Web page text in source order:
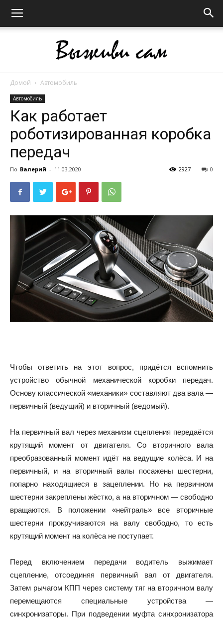
сам
Домой Автомобиль
Автомобиль
Как работает
роботизированная коробка
передач
По Валерий - 11.03.2020 0
2927
Чтобы ответить на этот вопрос, придётся вспомнить
устройство обычной механической коробки передач.
Основу классической «механики» составляют два вала —
первичный (ведущий) и вторичный (ведомый).
На первичный вал через механизм сцепления передаётся
крутящий момент от двигателя. Со вторичного вала
преобразованный момент идёт на ведущие колёса. И на
первичный, и на вторичный валы посажены шестерни,
попарно находящиеся в зацеплении. Но на первичном
шестерни закреплены жёстко, а на вторичном — свободно
вращаются. В положении «нейтраль» все вторичные
шестерни прокручиваются на валу свободно, то есть
крутящий момент на колёса не поступает.
Перед включением передачи водитель выжимает
сцепление, отсоединяя первичный вал от двигателя.
Затем рычагом КПП через систему тяг на вторичном валу
перемещаются специальные устройства —
синхронизаторы. При подведении муфта синхронизатора